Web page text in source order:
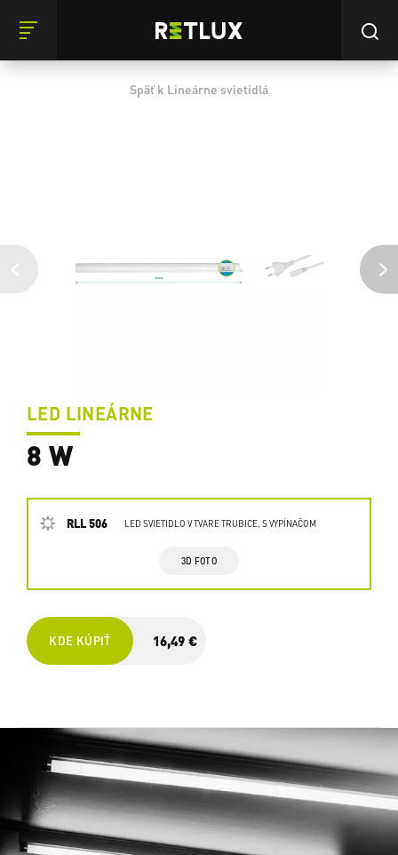
Späť k Lineárne svietidlá
LED LINEÁRNE
8 W
RLL 506 LED SVIETIDLO V TVARE TRUBICE, S VYPÍNAČOM
3D FOTO
KDE KÚPIŤ 16,49 €